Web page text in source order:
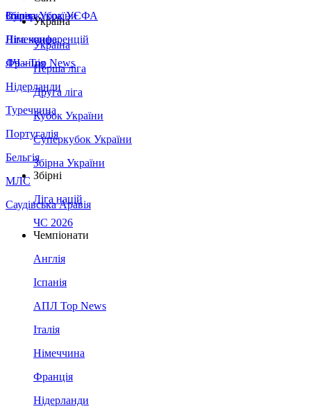
Збірна України
Італія
Німеччина
Франція
Нідерланди
Туреччина
Португалія
Бельгія
МЛС
Саудівська Аравія
Суперкубок УЄФА
Ліга конференцій
ЛЧ - Top News
Україна
Україна
Перша ліга
Друга ліга
Кубок України
Суперкубок України
Збірна України
Збірні
Ліга націй
ЧС 2026
Чемпіонати
Англія
Іспанія
АПЛ Top News
Італія
Німеччина
Франція
Нідерланди